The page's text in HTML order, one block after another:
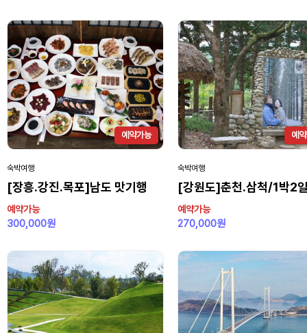
예약가능
숙박여행
[장흥.강진.목포]남도 맛기행
예약가능
300,000원
예
숙박여행
[강원도]춘천.삼척/1박2
예약가능
270,000원